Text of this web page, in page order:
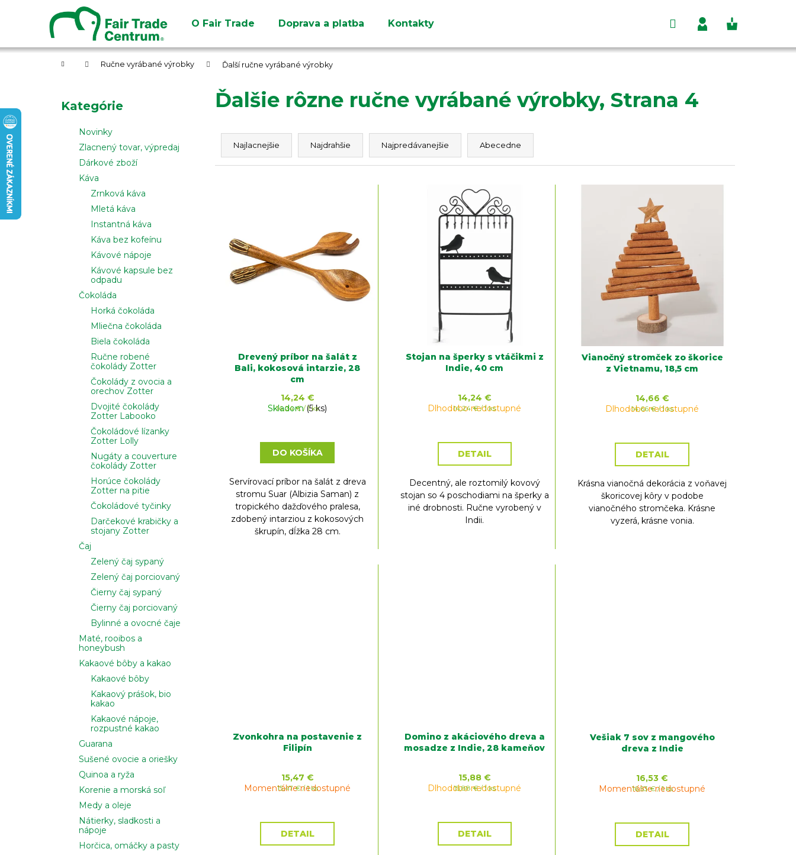
O Fair Trade Doprava a platba Kontakty
Hľadať
Prihlásenie
Nákupný
Domov Ručne vyrábané výrobky Ďalší ručne vyrábané výrobky
Preskočiť
kategórie
Kategórie
Novinky
Zlacnený tovar, výpredaj
Dárkové zboží
Káva
Zrnková káva
Mletá káva
Instantná káva
Káva bez kofeínu
Kávové nápoje
Kávové kapsule bez
odpadu
Čokoláda
Horká čokoláda
Mliečna čokoláda
Biela čokoláda
Ručne robené
čokolády Zotter
Čokolády z ovocia a
orechov Zotter
Dvojité čokolády
Zotter Labooko
Čokoládové lízanky
Zotter Lolly
Nugáty a couverture
čokolády Zotter
Horúce čokolády
Zotter na pitie
Čokoládové tyčinky
Darčekové krabičky a
stojany Zotter
Čaj
Zelený čaj sypaný
Zelený čaj porciovaný
Čierny čaj sypaný
Čierny čaj porciovaný
Bylinné a ovocné čaje
Maté, rooibos a
honeybush
Kakaové bôby a kakao
Kakaové bôby
Kakaový prášok, bio
kakao
Kakaové nápoje,
rozpustné kakao
Guarana
Sušené ovocie a oriešky
Quinoa a ryža
Korenie a morská soľ
Medy a oleje
Nátierky, sladkosti a
nápoje
Horčica, omáčky a pasty
Ďalšie rôzne ručne vyrábané výrobky, Strana 4
R
d
Najlacnejšie Najdrahšie Najpredávanejšie Abecedne
Drevený príbor na šalát z
Bali, kokosová intarzie, 28
cm
Skladom(5 ks)
14,24 €
Jednotková
14,24 € / 1 ks
DO KOŠÍKA
Servírovací príbor na šalát z dreva
stromu Suar (Albizia Saman) z
tropického dažďového pralesa,
zdobený intarziou z kokosových
škrupín, dĺžka 28 cm.
Stojan na šperky s vtáčikmi z
Indie, 40 cm
Dlhodobo nedostupné
14,24 €
Jednotková
14,24 € / 1 ks
DETAIL
Decentný, ale roztomilý kovový
stojan so 4 poschodiami na šperky a
iné drobnosti. Ručne vyrobený v
Indii.
Vianočný stromček zo škorice
z Vietnamu, 18,5 cm
Dlhodobo nedostupné
14,66 €
Jednotková
14,66 € / 1 ks
DETAIL
Krásna vianočná dekorácia z voňavej
škoricovej kôry v podobe
vianočného stromčeka. Krásne
vyzerá, krásne vonia.
Zvonkohra na postavenie z
Filipín
Momentálne nedostupné
15,47 €
Jednotková
15,47 € / 1 ks
DETAIL
Domino z akáciového dreva a
mosadze z Indie, 28 kameňov
Dlhodobo nedostupné
15,88 €
Jednotková
15,88 € / 1 ks
DETAIL
Vešiak 7 sov z mangového
dreva z Indie
Momentálne nedostupné
16,53 €
Jednotková
16,53 € / 1 ks
DETAIL
í
Späť
do
Späť
do
Čo potrebujete nájsť?
Odporúčame